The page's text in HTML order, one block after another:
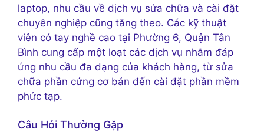
laptop, nhu cầu về dịch vụ sửa chữa và cài đặt
chuyên nghiệp cũng tăng theo. Các kỹ thuật
viên có tay nghề cao tại Phường 6, Quận Tân
Bình cung cấp một loạt các dịch vụ nhằm đáp
ứng nhu cầu đa dạng của khách hàng, từ sửa
chữa phần cứng cơ bản đến cài đặt phần mềm
phức tạp.
Câu Hỏi Thường Gặp